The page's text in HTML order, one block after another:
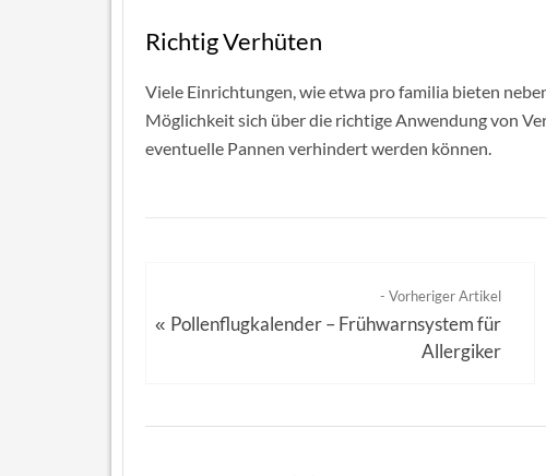
Richtig Verhüten
Viele Einrichtungen, wie etwa pro familia bieten
Möglichkeit sich über die richtige Anwendung von
eventuelle Pannen verhindert werden können.
- Vorheriger Artikel
« Pollenflugkalender – Frühwarnsystem für
Allergiker